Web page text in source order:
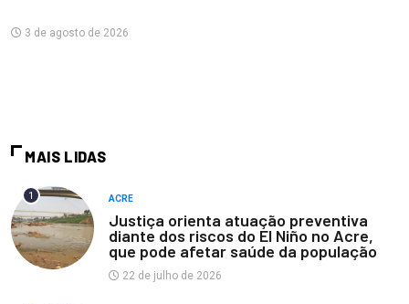
3 de agosto de 2026
MAIS LIDAS
1 ACRE
Justiça orienta atuação preventiva
diante dos riscos do El Niño no Acre,
que pode afetar saúde da população
22 de julho de 2026